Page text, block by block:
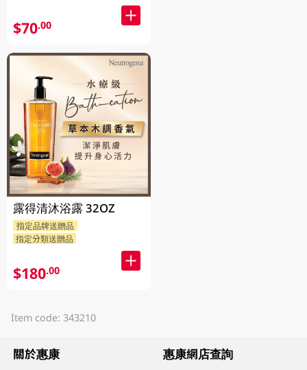
$70.00
露得清沐浴露 32OZ
指定品牌送贈品
指定分類送贈品
$180.00
Item code: 343210
關於惠康 惠康網店查詢